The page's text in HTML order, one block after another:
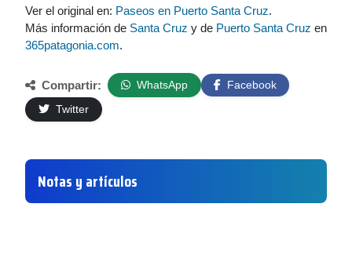
Ver el original en: Paseos en Puerto Santa Cruz.
Más información de Santa Cruz y de Puerto Santa Cruz en
365patagonia.com.
Compartir: WhatsApp
Facebook
Twitter
Notas y artículos